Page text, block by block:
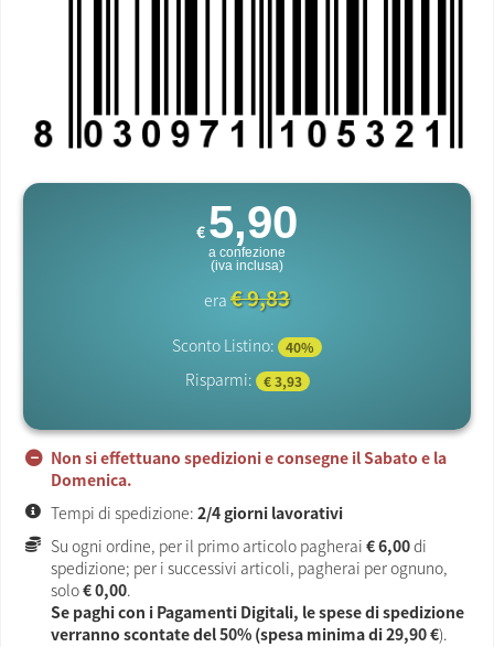
€ 5,90
a confezione
(iva inclusa)
era € 9,83
Sconto Listino: 40%
Risparmi: € 3,93
Non si effettuano spedizioni e consegne il Sabato e la
Domenica.
Tempi di spedizione: 2/4 giorni lavorativi
Su ogni ordine, per il primo articolo pagherai € 6,00di
spedizione; per i successivi articoli, pagherai per ognuno,
solo€ 0,00.
Se paghi con i Pagamenti Digitali, le spese di spedizione
verranno scontate del 50% (spesa minima di29,90 €).